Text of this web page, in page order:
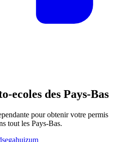
ecoles des Pays-Bas
pour obtenir votre permis
tout les Pays-Bas.